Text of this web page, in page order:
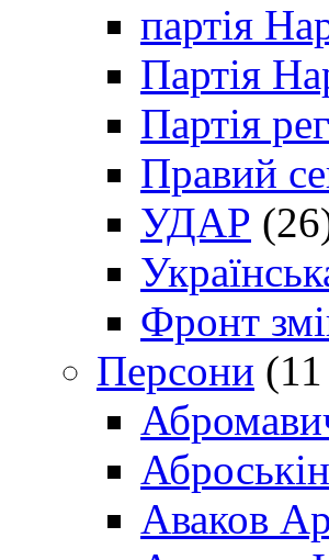
партія
Партія
Партія
Правий
УДАР
Фронт
Персони
Аваков